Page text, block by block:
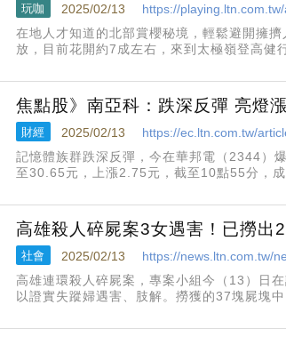
玩咖 2025/02/13
https://
在地人才知道的北部賞櫻秘境，輕鬆避開擁
放，目前花開約7成左右，來到太極嶺登高健
焦點股》南亞科：跌深反彈 亮燈
財經 2025/02/13
https://ec.ltn.com.tw/
記憶體族群跌深反彈，今在華邦電（2344）
至30.65元，上漲2.75元，截至10點55分，
高雄殺人碎屍案3女遇害！已撈出
社會 2025/02/13
https://news.ltn.com.tw/
高雄連環殺人碎屍案，專案小組今（13）日
以證實失蹤婦遇害、肢解。撈獲的37塊屍塊